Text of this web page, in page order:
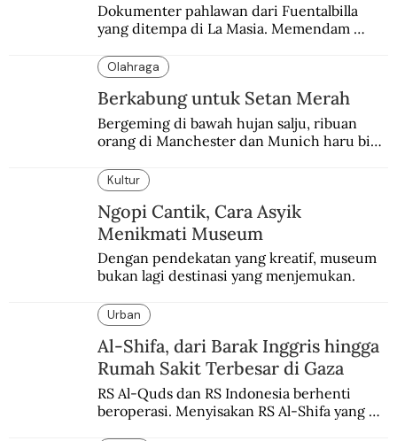
Dokumenter pahlawan dari Fuentalbilla
yang ditempa di La Masia. Memendam
dan dingin.
Olahraga
Berkabung untuk Setan Merah
Bergeming di bawah hujan salju, ribuan
orang di Manchester dan Munich haru biru
menimpa MU.
Kultur
Ngopi Cantik, Cara Asyik
Menikmati Museum
Dengan pendekatan yang kreatif, museum
bukan lagi destinasi yang menjemukan.
Urban
Al-Shifa, dari Barak Inggris hingga
Rumah Sakit Terbesar di Gaza
RS Al-Quds dan RS Indonesia berhenti
beroperasi. Menyisakan RS Al-Shifa yang